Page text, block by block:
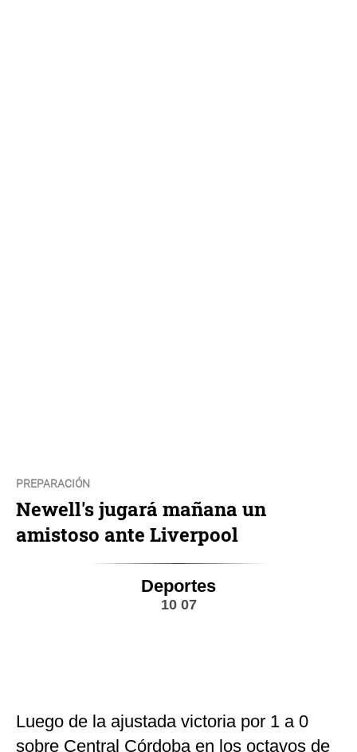
PREPARACIÓN
Newell's jugará mañana un
amistoso ante Liverpool
Deportes
10 07
Luego de la ajustada victoria por 1 a 0
sobre Central Córdoba en los octavos de